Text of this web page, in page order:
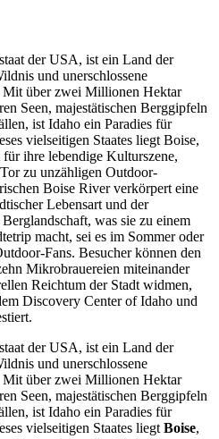
der USA, ist ein Land der
und unerschlossene
Mit über zwei Millionen Hektar
Seen, majestätischen Berggipfeln
ist Idaho ein Paradies für
vielseitigen Staates liegt Boise,
ihre lebendige Kulturszene,
zu unzähligen Outdoor-
Boise River verkörpert eine
Lebensart und der
was sie zu einem
macht, sei es im Sommer oder
Fans. Besucher können den
Mikrobrauereien miteinander
Reichtum der Stadt widmen,
Discovery Center of Idaho und
der USA, ist ein Land der
und unerschlossene
Mit über zwei Millionen Hektar
Seen, majestätischen Berggipfeln
ist Idaho ein Paradies für
vielseitigen Staates liegt Boise,